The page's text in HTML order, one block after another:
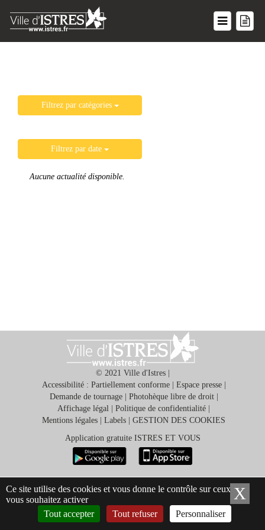
mairie
Mes
démarches
Ma
ville
Culture
Filtrez par catégories
Filtrez par date
Aucune actualité disponible.
© 2021 Ville d'Istres |
Accessibilité : Partiellement conforme| Espace presse|
Demande de tournage| Photohèque libre de droit|
Affichage légal | Politique de confidentialité |
Mentions légales | Labels | GESTION DES COOKIES
Application gratuite ISTRES ET VOUS
Ce site utilise des cookies et vous donne le contrôle sur ceux que
vous souhaitez activer
Tout accepter
Tout refuser Personnaliser
X